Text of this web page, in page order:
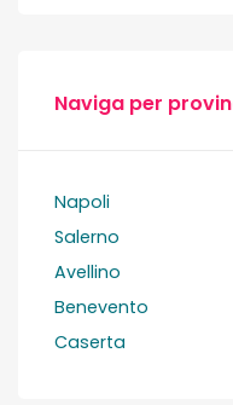
Naviga per
Napoli
Salerno
Avellino
Benevento
Caserta